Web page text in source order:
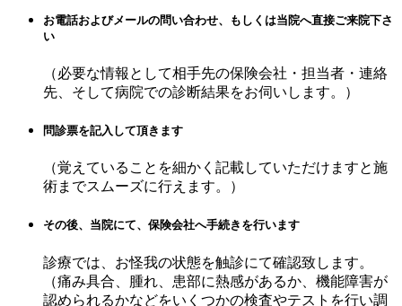
お電話およびメールの問い合わせ、もしくは当院へ直接ご来院下さ
い
（必要な情報として相手先の保険会社・担当者・連絡
先、そして病院での診断結果をお伺いします。）
問診票を記入して頂きます
（覚えていることを細かく記載していただけますと施
術までスムーズに行えます。）
その後、当院にて、保険会社へ手続きを行います
診療では、お怪我の状態を触診にて確認致します。
（痛み具合、腫れ、患部に熱感があるか、機能障害が
認められるかなどをいくつかの検査やテストを行い調